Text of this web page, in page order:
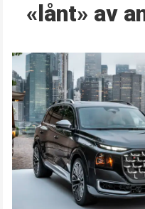
«lånt» av